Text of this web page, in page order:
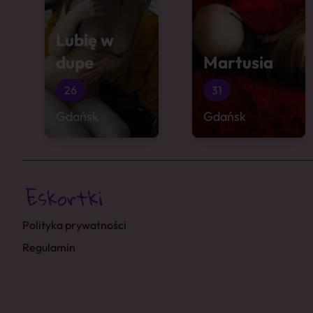
Lubię w
dupe
26
Gdańsk
Martusia
31
Gdańsk
Polityka prywatności
Regulamin